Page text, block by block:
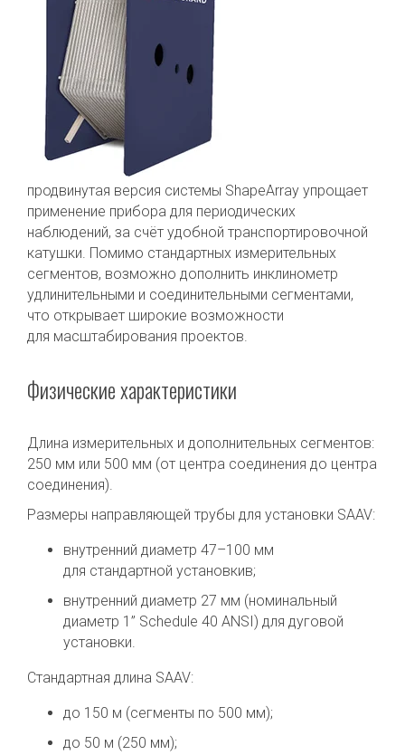
продвинутая версия системы ShapeArray упрощает
применение прибора для периодических
наблюдений, за счёт удобной транспортировочной
катушки. Помимо стандартных измерительных
сегментов, возможно дополнить инклинометр
удлинительными и соединительными сегментами,
что открывает широкие возможности
для масштабирования проектов.
Физические характеристики
Длина измерительных и дополнительных сегментов:
250 мм или 500 мм (от центра соединения до центра
соединения).
Размеры направляющей трубы для установки SAAV:
внутренний диаметр 47–100 мм
для стандартной установкив;
внутренний диаметр 27 мм (номинальный
диаметр 1” Schedule 40 ANSI) для дуговой
установки.
Стандартная длина SAAV:
до 150 м (сегменты по 500 мм);
до 50 м (250 мм);